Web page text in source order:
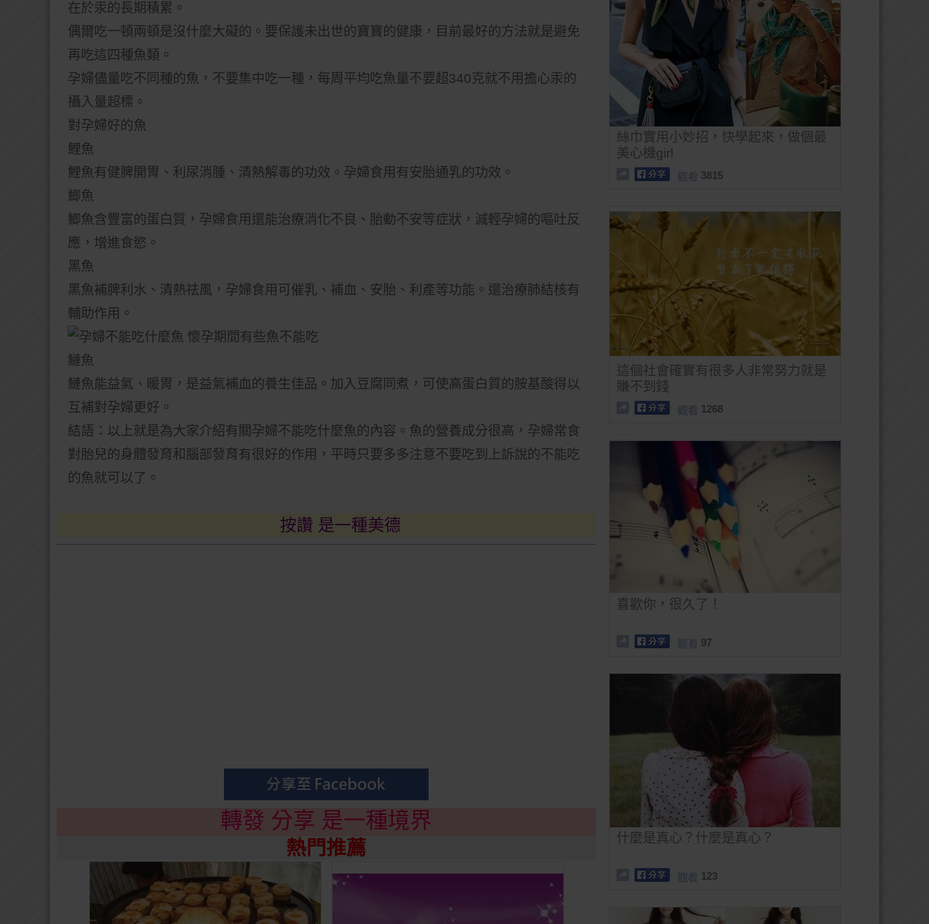
在於汞的長期積累。
偶爾吃一頓兩頓是沒什麼大礙的。要保護未出世的寶寶的健康，目前最好的方法就是避免
再吃這四種魚類。
孕婦儘量吃不同種的魚，不要集中吃一種，每周平均吃魚量不要超340克就不用擔心汞的
攝入量超標。
對孕婦好的魚
鯉魚
鯉魚有健脾開胃、利尿消腫、清熱解毒的功效。孕婦食用有安胎通乳的功效。
鯽魚
鯽魚含豐富的蛋白質，孕婦食用還能治療消化不良、胎動不安等症狀，減輕孕婦的嘔吐反
應，增進食慾。
黑魚
黑魚補脾利水、清熱祛風，孕婦食用可催乳、補血、安胎、利產等功能。還治療肺結核有
輔助作用。
鰱魚
鰱魚能益氣、暖胃，是益氣補血的養生佳品。加入豆腐同煮，可使高蛋白質的胺基酸得以
互補對孕婦更好。
結語：以上就是為大家介紹有關孕婦不能吃什麼魚的內容。魚的營養成分很高，孕婦常食
對胎兒的身體發育和腦部發育有很好的作用，平時只要多多注意不要吃到上訴說的不能吃
的魚就可以了。
按讚 是一種美德
轉發 分享 是一種境界
熱門推薦
絲巾實用小妙招，快學起來，做個最
美心機girl
觀看 3815
這個社會確實有很多人非常努力就是
賺不到錢
觀看 1268
喜歡你，很久了！
觀看 97
什麼是真心？什麼是真心？
觀看 123